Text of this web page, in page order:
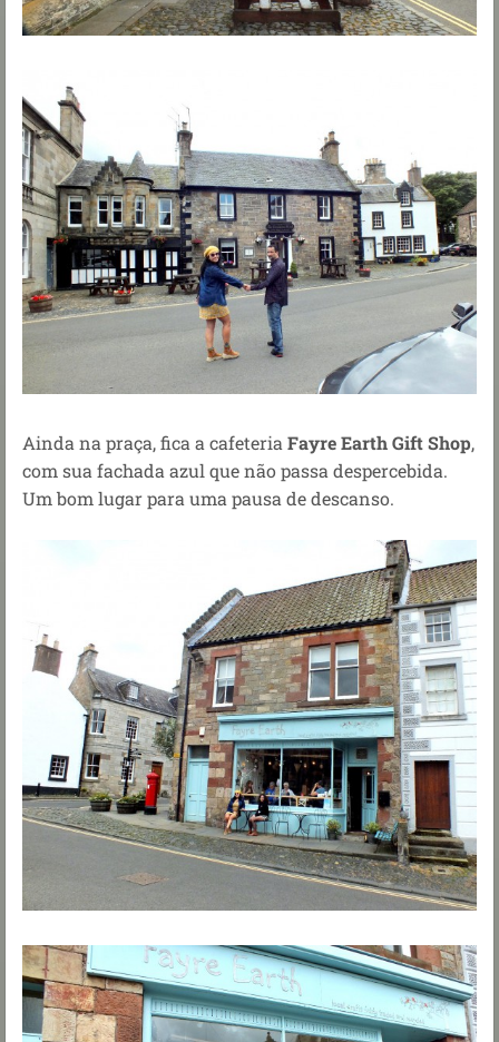
Ainda na praça, fica a cafeteria Fayre Earth Gift Shop,
com sua fachada azul que não passa despercebida.
Um bom lugar para uma pausa de descanso.